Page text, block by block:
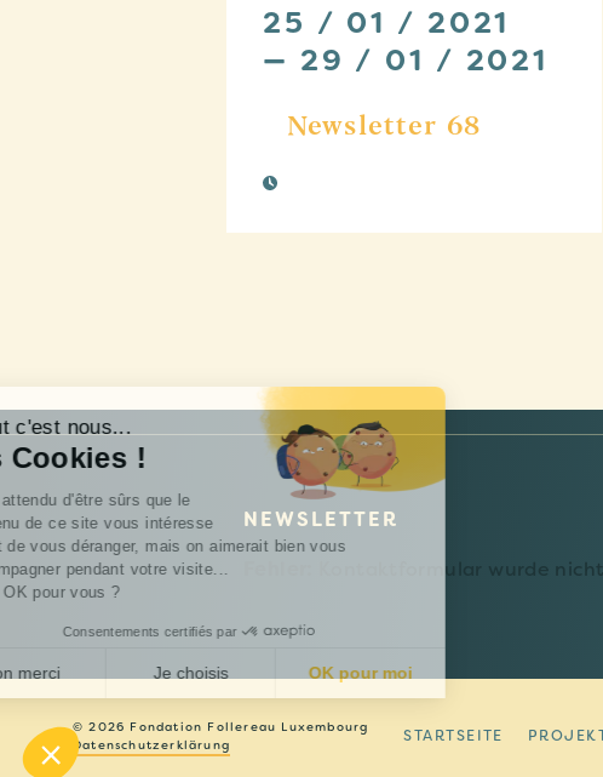
25 / 01 / 2021
— 29 / 01 / 2021
Newsletter 68
NEWSLETTER
Kontaktformular wurde
© 2026 Fondation Follereau Luxembourg
Datenschutzerklärung
STARTSEITE
Salut c'est nous...
les Cookies !
On a attendu d'être sûrs que le
contenu de ce site vous intéresse
avant de vous déranger, mais on aimerait bien vous
accompagner pendant votre visite...
C'est OK pour vous ?
Consentements certifiés par
Je choisis OK pour moi
Plateforme de Gestion du Consentement : Personnalisez vos